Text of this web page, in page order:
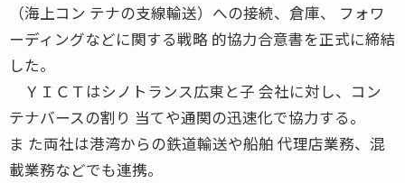
（海上コン テナの支線輸送）への接続、倉庫、 フォワ
ーディングなどに関する戦略 的協力合意書を正式に締結
した。
ＹＩＣＴはシノトランス広東と子 会社に対し、コン
テナバースの割り 当てや通関の迅速化で協力する。
ま た両社は港湾からの鉄道輸送や船舶 代理店業務、混
載業務などでも連携。